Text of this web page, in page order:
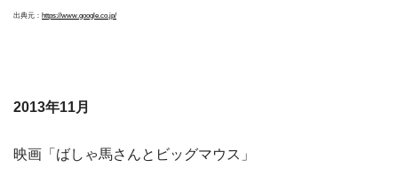
出典元： https://www.google.co.jp/
2013年11月
映画「ばしゃ馬さんとビッグマウス」